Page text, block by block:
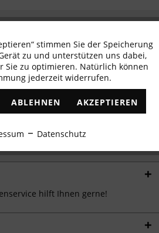
erhalten
✓ Die aktuellsten Trends
hilft Ihnen gerne!
Aktiv
Inaktiv
Inaktiv
Inaktiv
stimmen Sie der Speicherung
zu und unterstützen uns dabei,
Sie zu optimieren. Natürlich können
jederzeit widerrufen.
ABLEHNEN AKZEPTIEREN
Datenschutz